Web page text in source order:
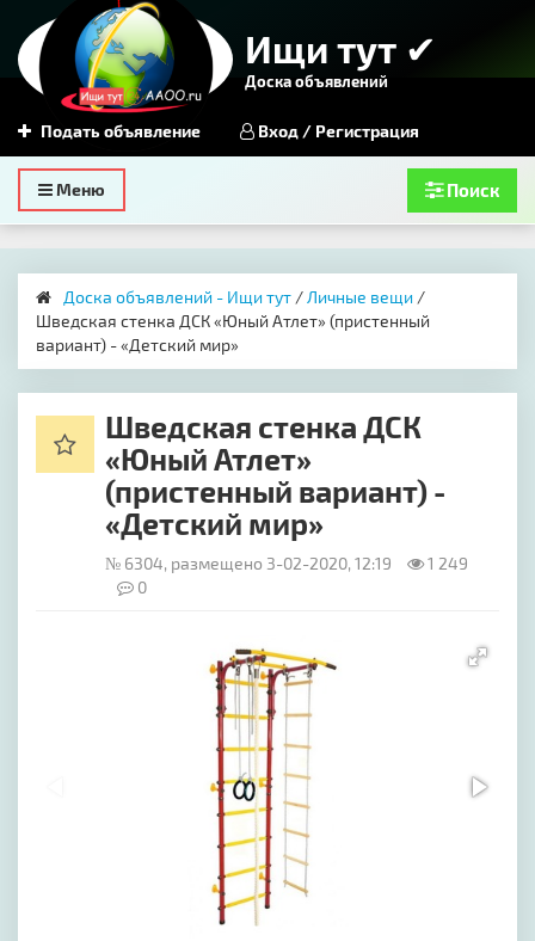
Ищи тут ✔
Доска объявлений
Подать объявление Вход / Регистрация
Toggle
navigation
Меню Поиск
Доска объявлений - Ищи тут /Личные вещи /
Шведская стенка ДСК «Юный Атлет» (пристенный
вариант) - «Детский мир»
Шведская стенка ДСК
«Юный Атлет»
(пристенный вариант) -
«Детский мир»
№ 6304, размещено 3-02-2020, 12:19
1 249
0